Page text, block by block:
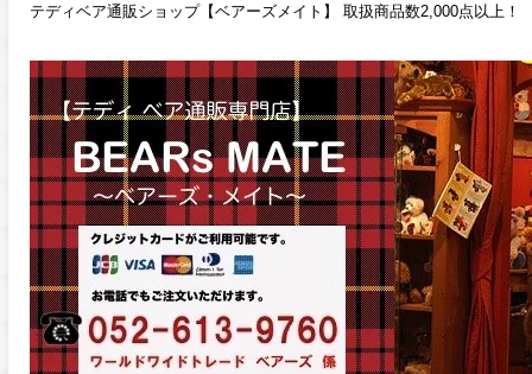
テディベア通販ショップ【ベアーズメイト】 取扱商品数2,000点以上！